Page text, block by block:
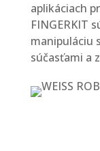
aplikáciach
FINGERKIT
manipuláciu
súčasťami a